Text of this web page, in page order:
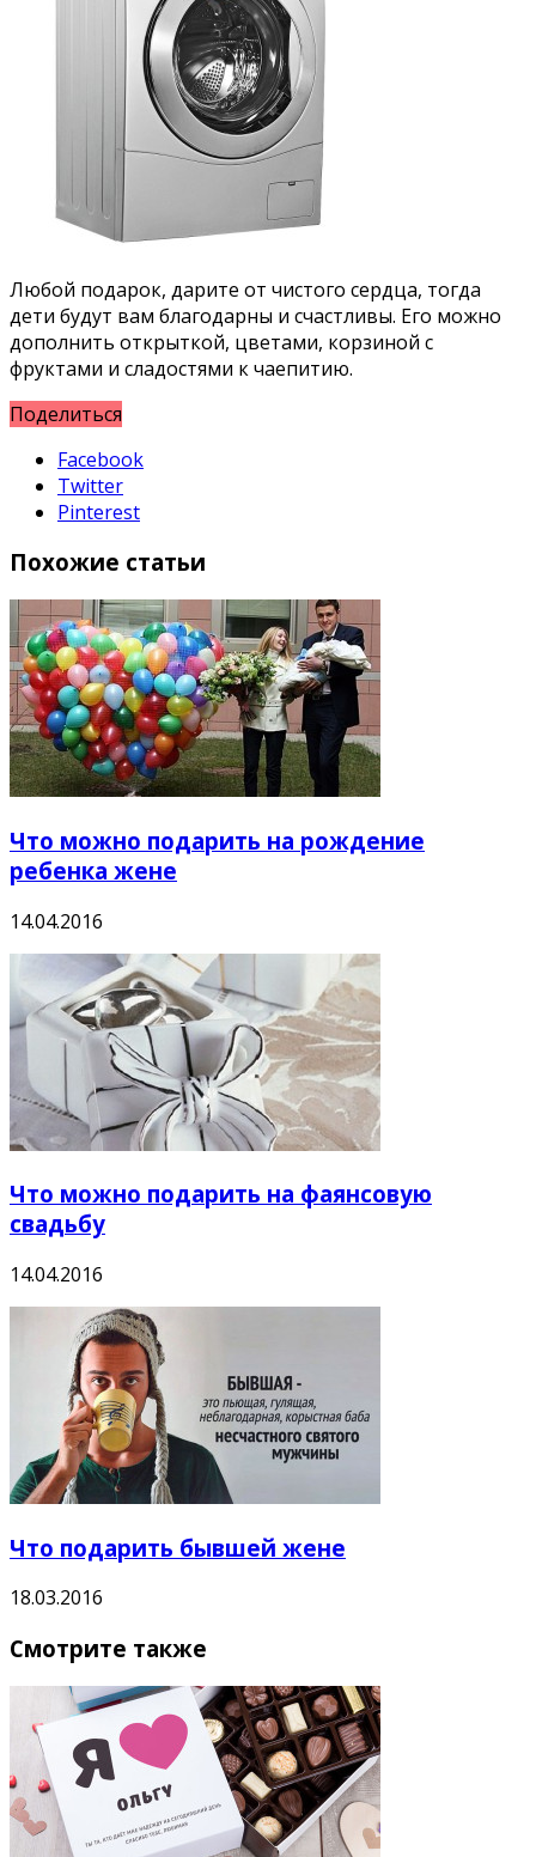
Любой подарок, дарите от чистого сердца, тогда
дети будут вам благодарны и счастливы. Его можно
дополнить открыткой, цветами, корзиной с
фруктами и сладостями к чаепитию.
Поделиться
Facebook
Twitter
Pinterest
Похожие статьи
Что можно подарить на рождение
ребенка жене
14.04.2016
Что можно подарить на фаянсовую
свадьбу
14.04.2016
Что подарить бывшей жене
18.03.2016
Смотрите также